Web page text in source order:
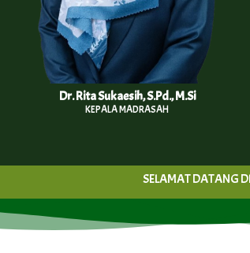
Dr. Rita Sukaesih, S.Pd., M.Si
KEPALA MADRASAH
SELAMAT DATANG DI